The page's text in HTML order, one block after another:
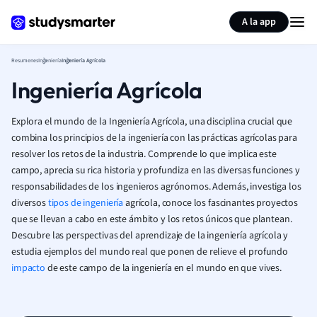
A la app
ResumenesIngenieríaIngeniería Agrícola
Ingeniería Agrícola
Explora el mundo de la Ingeniería Agrícola, una disciplina crucial que
combina los principios de la ingeniería con las prácticas agrícolas para
resolver los retos de la industria. Comprende lo que implica este
campo, aprecia su rica historia y profundiza en las diversas funciones y
responsabilidades de los ingenieros agrónomos. Además, investiga los
diversostipos de ingeniería agrícola, conoce los fascinantes proyectos
que se llevan a cabo en este ámbito y los retos únicos que plantean.
Descubre las perspectivas del aprendizaje de la ingeniería agrícola y
estudia ejemplos del mundo real que ponen de relieve el profundo
impacto de este campo de la ingeniería en el mundo en que vives.
Resumir página